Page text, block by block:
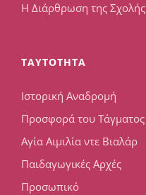
Η Διάρθρωση της Σχολής
TAYTOTHTA
Ιστορική Αναδρομή
Προσφορά του Τάγματος
Αγία Αιμιλία ντε Βιαλάρ
Παιδαγωγικές Αρχές
Προσωπικό